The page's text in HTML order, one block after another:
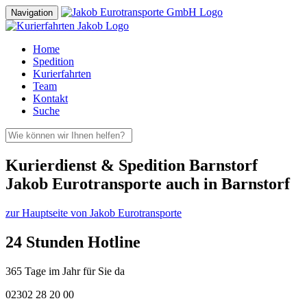
Navigation
Home
Spedition
Kurierfahrten
Team
Kontakt
Suche
Kurierdienst & Spedition Barnstorf
Jakob Eurotransporte auch in Barnstorf
zur Hauptseite von Jakob Eurotransporte
24 Stunden Hotline
365 Tage im Jahr für Sie da
02302 28 20 00